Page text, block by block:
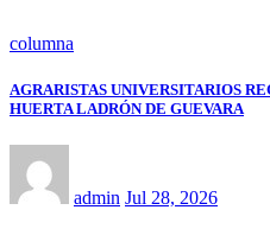
columna
AGRARISTAS UNIVERSITARIOS
HUERTA LADRÓN DE GUEVARA
admin Jul 28, 2026